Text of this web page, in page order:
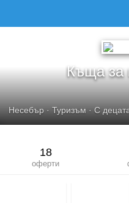
Къща за
Несебър · Туризъм · С
18
оферти